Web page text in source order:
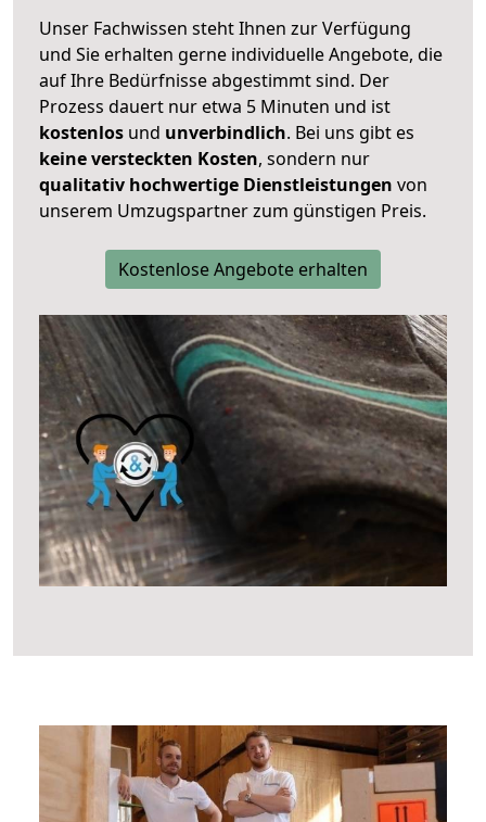
Unser Fachwissen steht Ihnen zur Verfügung
und Sie erhalten gerne individuelle Angebote, die
auf Ihre Bedürfnisse abgestimmt sind. Der
Prozess dauert nur etwa 5 Minuten und ist
kostenlos und unverbindlich. Bei uns gibt es
keine versteckten Kosten, sondern nur
qualitativ hochwertige Dienstleistungen von
unserem Umzugspartner zum günstigen Preis.
Kostenlose Angebote erhalten